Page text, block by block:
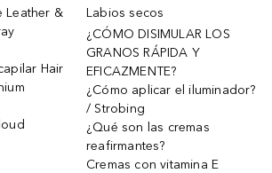
Leather &
Hair
Labios secos
¿CÓMO DISIMULAR LOS
GRANOS RÁPIDA Y
EFICAZMENTE?
¿Cómo aplicar el iluminador?
/ Strobing
¿Qué son las cremas
reafirmantes?
Cremas con vitamina E